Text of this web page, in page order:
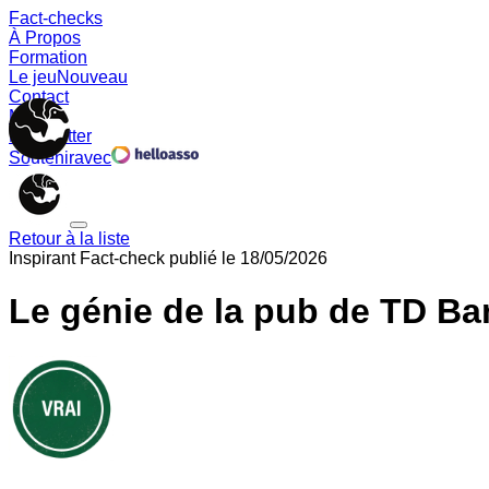
Fact-checks
À Propos
Formation
Le jeuNouveau
Contact
Memes
Newsletter
Souteniravec
Retour à la liste
InspirantFact-check publié le 18/05/2026
Le génie de la pub de TD